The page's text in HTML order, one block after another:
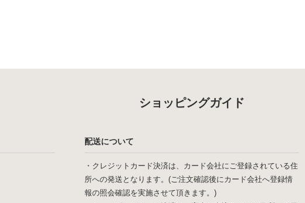
ショッピングガイド
配送について
・クレジットカード決済は、カード会社にご登録されている住
所への発送となります。(ご注文確認後にカード会社へ登録情
報の照会確認を実施させて頂きます。)